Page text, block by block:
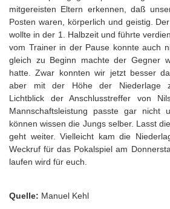
mitgereisten Eltern erkennen, daß
Posten waren, körperlich und geistig.
wollte in der 1. Halbzeit und führte
vom Trainer in der Pause konnte auch
gleich zu Beginn machte der Gegner
hatte. Zwar konnten wir jetzt besser
aber mit der Höhe der Niederlage
Lichtblick der Anschlusstreffer von
Mannschaftsleistung passte gar
können wissen die Jungs selber. Lasst
geht weiter. Vielleicht kam die
Weckruf für das Pokalspiel am
laufen wird für euch.
Quelle: Manuel Kehl